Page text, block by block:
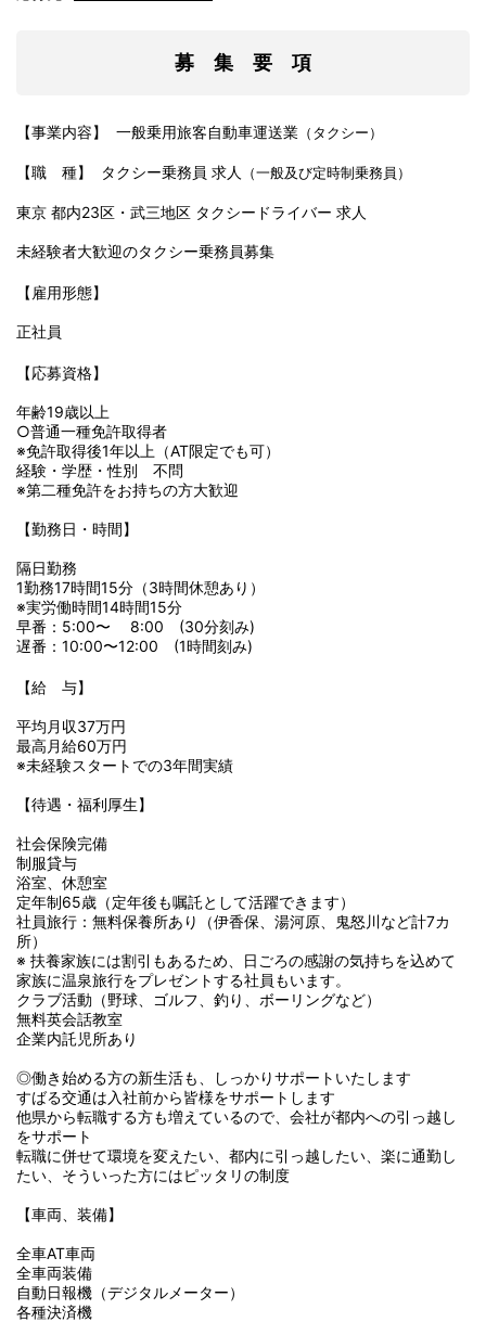
募 集 要 項
【事業内容】 一般乗用旅客自動車運送業 （タクシー）
【職 種】 タクシー乗務員 求人 （一般及び定時制乗務員）
東京 都内23区・武三地区 タクシードライバー 求人
未経験者大歓迎のタクシー乗務員募集
【雇用形態】
正社員
【応募資格】
年齢19歳以上
○普通一種免許取得者
※免許取得後1年以上（AT限定でも可）
経験・学歴・性別 不問
※第二種免許をお持ちの方大歓迎
【勤務日・時間】
隔日勤務
1勤務17時間15分（3時間休憩あり）
※実労働時間14時間15分
早番：5:00〜 8:00 (30分刻み)
遅番：10:00〜12:00 (1時間刻み)
【給 与】
平均月収37万円
最高月給60万円
※未経験スタートでの3年間実績
【待遇・福利厚生】
社会保険完備
制服貸与
浴室、休憩室
定年制65歳（定年後も嘱託として活躍できます）
社員旅行：無料保養所あり（伊香保、湯河原、鬼怒川など計7カ
所）
※ 扶養家族には割引もあるため、日ごろの感謝の気持ちを込めて
家族に温泉旅行をプレゼントする社員もいます。
クラブ活動（野球、ゴルフ、釣り、ボーリングなど）
無料英会話教室
企業内託児所あり
◎働き始める方の新生活も、しっかりサポートいたします
すばる交通は入社前から皆様をサポートします
他県から転職する方も増えているので、会社が都内への引っ越し
をサポート
転職に併せて環境を変えたい、都内に引っ越したい、楽に通勤し
たい、そういった方にはピッタリの制度
【車両、装備】
全車AT車両
全車両装備
自動日報機（デジタルメーター）
各種決済機